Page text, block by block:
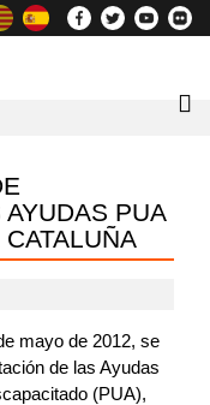
PUA
mayo de 2012, se
de las Ayudas
(PUA),